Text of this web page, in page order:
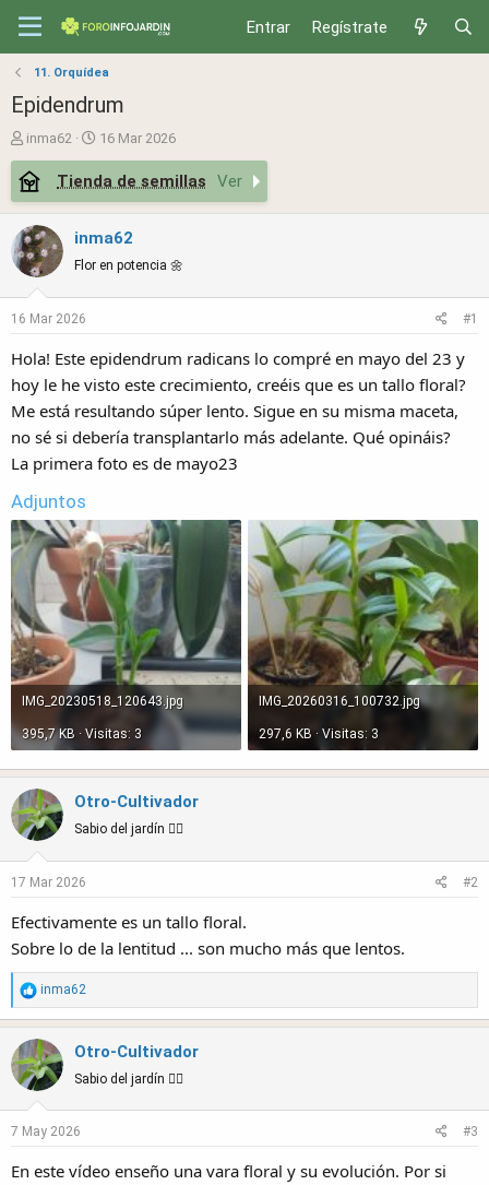
Entrar Regístrate
11. Orquídea
Epidendrum
T
h
r
e
a
d
s
a
t
inma62
S
t
a
r
d
a
16 Mar 2026
Tienda de semillas Ver
inma62
Flor en potencia 🌼
16 Mar 2026 #1
Hola! Este epidendrum radicans lo compré en mayo del 23 y
hoy le he visto este crecimiento, creéis que es un tallo floral?
Me está resultando súper lento. Sigue en su misma maceta,
no sé si debería transplantarlo más adelante. Qué opináis?
La primera foto es de mayo23
Adjuntos
IMG_20230518_120643.jpg
395,7 KB · Visitas: 3
IMG_20260316_100732.jpg
297,6 KB · Visitas: 3
Otro-Cultivador
Sabio del jardín 🧙‍♂️
17 Mar 2026 #2
Efectivamente es un tallo floral.
Sobre lo de la lentitud ... son mucho más que lentos.
R
e
c
t
i
o
n
:
inma62
Otro-Cultivador
Sabio del jardín 🧙‍♂️
7 May 2026 #3
En este vídeo enseño una vara floral y su evolución. Por si